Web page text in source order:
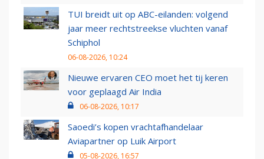
TUI breidt uit op ABC-eilanden: volgend
jaar meer rechtstreekse vluchten vanaf
Schiphol
06-08-2026, 10:24
Nieuwe ervaren CEO moet het tij keren
voor geplaagd Air India
06-08-2026, 10:17
Saoedi’s kopen vrachtafhandelaar
Aviapartner op Luik Airport
05-08-2026, 16:57